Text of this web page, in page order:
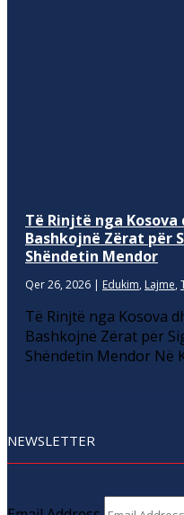
Të Rinjtë nga
Bashkojnë Zërat për
Shëndetin Mendor
Qer 26, 2026 | Edukim, Lajme,
Të Rinjtë nga Kosova
Bashkojnë Zërat për
Shëndetin Mendor Në
NEWSLETTER